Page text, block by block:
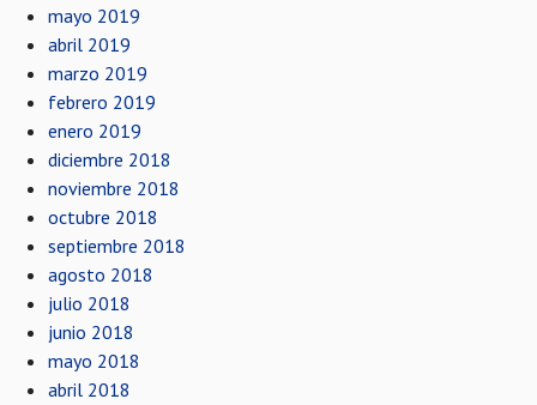
mayo 2019
abril 2019
marzo 2019
febrero 2019
enero 2019
diciembre 2018
noviembre 2018
octubre 2018
septiembre 2018
agosto 2018
julio 2018
junio 2018
mayo 2018
abril 2018